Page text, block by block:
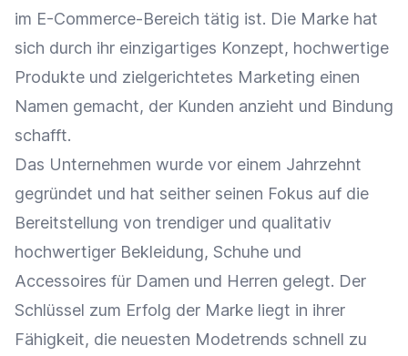
im E-Commerce-Bereich tätig ist. Die Marke hat
sich durch ihr einzigartiges Konzept, hochwertige
Produkte und zielgerichtetes Marketing einen
Namen gemacht, der Kunden anzieht und Bindung
schafft.
Das Unternehmen wurde vor einem Jahrzehnt
gegründet und hat seither seinen Fokus auf die
Bereitstellung von trendiger und qualitativ
hochwertiger Bekleidung, Schuhe und
Accessoires für Damen und Herren gelegt. Der
Schlüssel zum Erfolg der Marke liegt in ihrer
Fähigkeit, die neuesten Modetrends schnell zu